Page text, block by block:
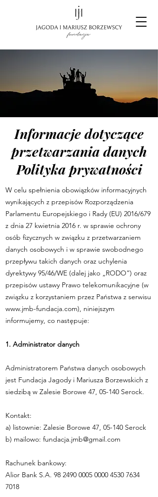
Informacje dotyczące
przetwarzania danych
Polityka prywatności
W celu spełnienia obowiązków informacyjnych
wynikających z przepisów Rozporządzenia
Parlamentu Europejskiego i Rady (EU) 2016/679
z dnia 27 kwietnia 2016 r. w sprawie ochrony
osób fizycznych w związku z przetwarzaniem
danych osobowych i w sprawie swobodnego
przepływu takich danych oraz uchylenia
dyrektywy 95/46/WE (dalej jako „RODO”) oraz
przepisów ustawy Prawo telekomunikacyjne (w
związku z korzystaniem przez Państwa z serwisu
www.jmb-fundacja.com), niniejszym
informujemy, co następuje:
1. Administrator danych
Administratorem Państwa danych osobowych
jest Fundacja Jagody i Mariusza Borzewskich z
siedzibą w Zalesie Borowe 47, 05-140 Serock.
Kontakt:
a) listownie: Zalesie Borowe 47, 05-140 Serock
b) mailowo: fundacja.jmb@gmail.com
Rachunek bankowy:
Alior Bank S.A. 98 2490 0005 0000 4530 7634
7018